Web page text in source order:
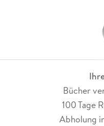
Bücher
100 Tage
Abholung